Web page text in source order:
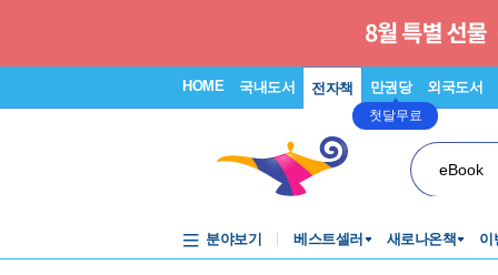
HOME 국내도서 전자책 만권당
첫달무료
외국도서
eBook
분야보기 베스트셀러 새로나온책 이